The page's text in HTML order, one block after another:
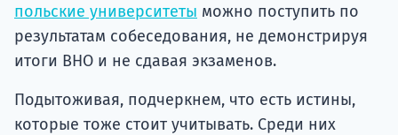
польские университеты можно поступить по
результатам собеседования, не демонстрируя
итоги ВНО и не сдавая экзаменов.
Подытоживая, подчеркнем, что есть истины,
которые тоже стоит учитывать. Среди них